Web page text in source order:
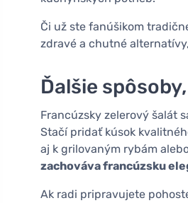
Či už ste fanúšikom
zdravé a chutné
Ďalšie
Francúzsky zelerový šalát
Stačí pridať kúsok
aj k grilovaným rybám
zachováva francúzsku
Ak radi pripravujete